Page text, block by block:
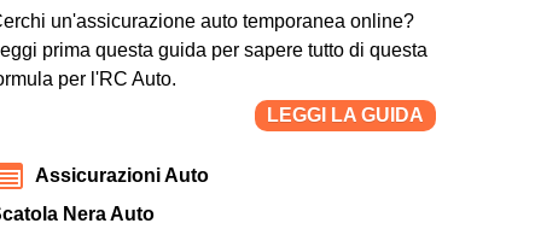
un'assicurazione auto temporanea online?
prima questa guida per sapere tutto di questa
per l'RC Auto.
LEGGI LA GUIDA
Assicurazioni Auto
Nera Auto